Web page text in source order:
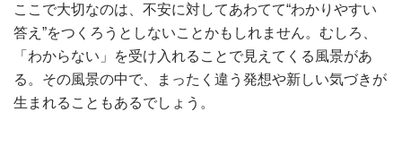
ここで大切なのは、不安に対してあわてて“わかりやすい
答え”をつくろうとしないことかもしれません。むしろ、
「わからない」を受け入れることで見えてくる風景があ
る。その風景の中で、まったく違う発想や新しい気づきが
生まれることもあるでしょう。